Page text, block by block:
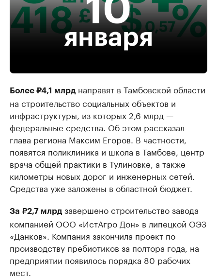
Более ₽4,1 млрд направят в Тамбовской области
на строительство социальных объектов и
инфраструктуры, из которых 2,6 млрд —
федеральные средства. Об этом рассказал
глава региона Максим Егоров. В частности,
появятся поликлиника и школа в Тамбове, центр
врача общей практики в Тулиновке, а также
километры новых дорог и инженерных сетей.
Средства уже заложены в областной бюджет.
За ₽2,7 млрд завершено строительство завода
компанией ООО «ИстАгро Дон» в липецкой ОЭЗ
«Данков». Компания закончила проект по
производству пребиотиков за полтора года, на
предприятии появилось порядка 80 рабочих
мест.